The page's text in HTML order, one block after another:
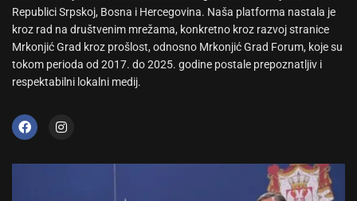
Republici Srpskoj, Bosna i Hercegovina. Naša platforma nastala je
kroz rad na društvenim mrežama, konkretno kroz razvoj stranice
Mrkonjić Grad kroz prošlost, odnosno Mrkonjić Grad Forum, koje su
tokom perioda od 2017. do 2025. godine postale prepoznatljiv i
respektabilni lokalni medij.